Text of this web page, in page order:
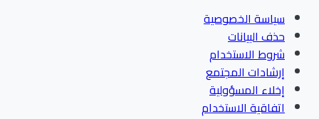
سياسة الخصوصية
حذف البيانات
شروط الاستخدام
إرشادات المجتمع
إخلاء المسؤولية
اتفاقية الاستخدام